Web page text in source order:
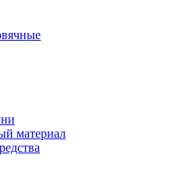
материал